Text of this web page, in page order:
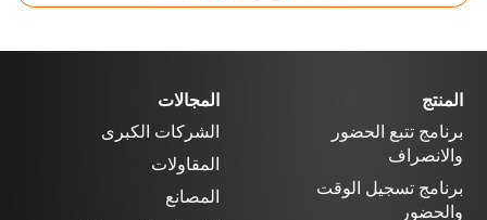
المنتج
برنامج تتبع الحضور
والانصراف
برنامج تسجيل الوقت
والحضور
المجالات
الشركات الكبرى
المقاولات
المصانع